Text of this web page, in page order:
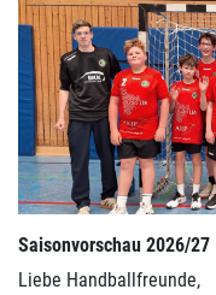
Saisonvorschau 2026/27
Liebe Handballfreunde,